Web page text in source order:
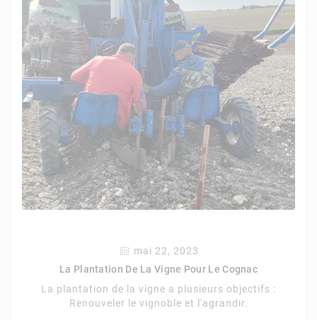
mai 22, 2023
La Plantation De La Vigne Pour Le Cognac
La plantation de la vigne a plusieurs objectifs :
Renouveler le vignoble et l'agrandir.